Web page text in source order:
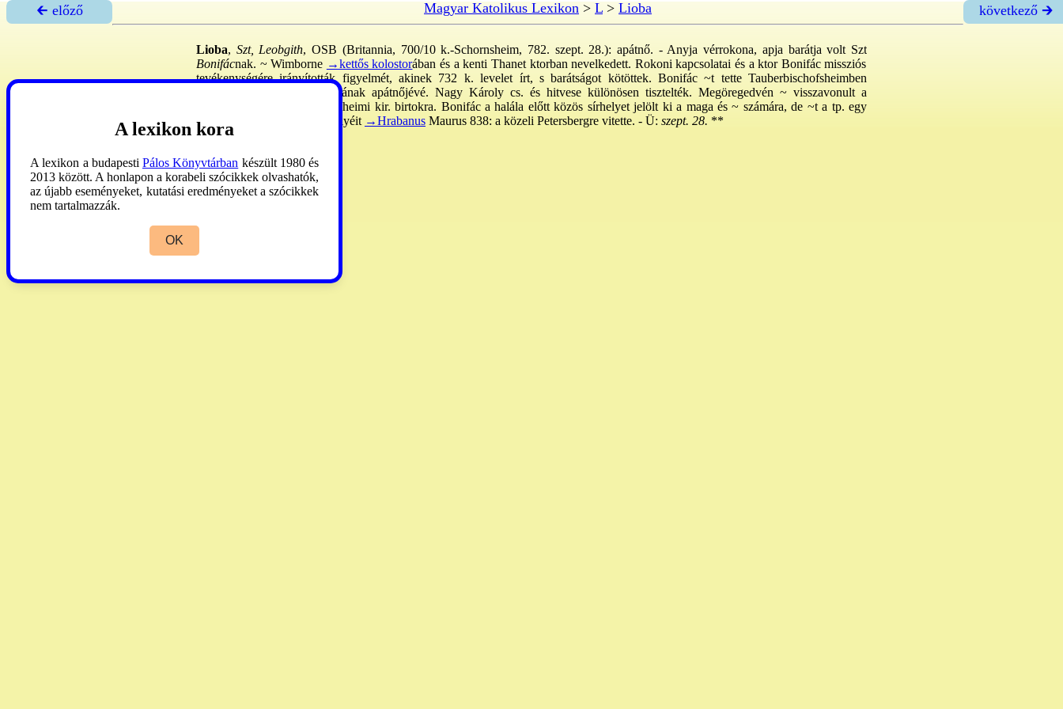
🡰 előző Magyar Katolikus Lexikon> L> Lioba következő 🡲
Lioba, Szt, Leobgith, OSB (Britannia, 700/10 k.-Schornsheim, 782. szept. 28.): apátnő. - Anyja vérrokona, apja barátja volt Szt
Bonifácnak. ~ Wimborne →kettős kolostorában és a kenti Thanet ktorban nevelkedett. Rokoni kapcsolatai és a ktor Bonifác missziós
tevékenységére irányították figyelmét, akinek 732 k. levelet írt, s barátságot kötöttek. Bonifác ~t tette Tauberbischofsheimben
leánynevelésre alapított ktorának apátnőjévé. Nagy Károly cs. és hitvese különösen tisztelték. Megöregedvén ~ visszavonult a
Mainztól D-re fekvő schornsheimi kir. birtokra. Bonifác a halála előtt közös sírhelyet jelölt ki a maga és ~ számára, de ~t a tp. egy
másik helyére temették. Ereklyéit →Hrabanus Maurus 838: a közeli Petersbergre vitette. - Ü: szept. 28. **
A lexikon kora
A lexikon a budapesti Pálos Könyvtárban készült 1980 és
2013 között. A honlapon a korabeli szócikkek olvashatók,
az újabb eseményeket, kutatási eredményeket a szócikkek
nem tartalmazzák.
OK